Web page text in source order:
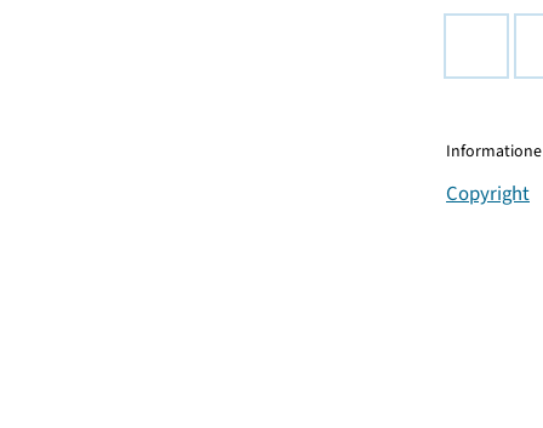
Copyright